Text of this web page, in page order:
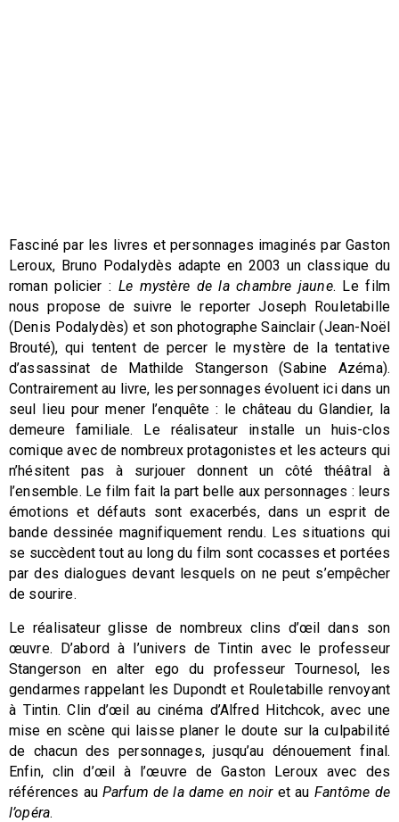
Fasciné par les livres et personnages imaginés par Gaston
Leroux, Bruno Podalydès adapte en 2003 un classique du
roman policier : Le mystère de la chambre jaune. Le film
nous propose de suivre le reporter Joseph Rouletabille
(Denis Podalydès) et son photographe Sainclair (Jean-Noël
Brouté), qui tentent de percer le mystère de la tentative
d’assassinat de Mathilde Stangerson (Sabine Azéma).
Contrairement au livre, les personnages évoluent ici dans un
seul lieu pour mener l’enquête : le château du Glandier, la
demeure familiale. Le réalisateur installe un huis-clos
comique avec de nombreux protagonistes et les acteurs qui
n’hésitent pas à surjouer donnent un côté théâtral à
l’ensemble. Le film fait la part belle aux personnages : leurs
émotions et défauts sont exacerbés, dans un esprit de
bande dessinée magnifiquement rendu. Les situations qui
se succèdent tout au long du film sont cocasses et portées
par des dialogues devant lesquels on ne peut s’empêcher
de sourire.
Le réalisateur glisse de nombreux clins d’œil dans son
œuvre. D’abord à l’univers de Tintin avec le professeur
Stangerson en alter ego du professeur Tournesol, les
gendarmes rappelant les Dupondt et Rouletabille renvoyant
à Tintin. Clin d’œil au cinéma d’Alfred Hitchcok, avec une
mise en scène qui laisse planer le doute sur la culpabilité
de chacun des personnages, jusqu’au dénouement final.
Enfin, clin d’œil à l’œuvre de Gaston Leroux avec des
références auParfum de la dame en noiret au Fantôme de
l’opéra.